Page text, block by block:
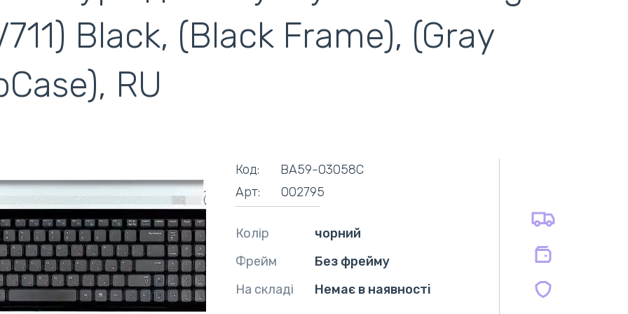
Black, (Black Frame), (Gray
RU
Код:
BA59-03058C
Арт:
002795
Колір
чорний
Фрейм
Без фрейму
На складі
Немає в наявності
самовивіз із нової пошти
безготівковий розрахунок
на сумісні блоки живлення 12 міс.